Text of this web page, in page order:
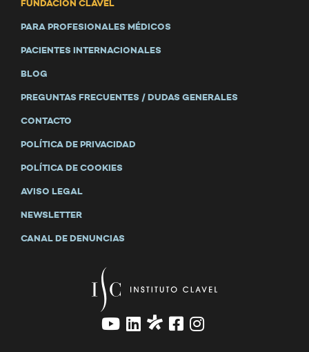
FUNDACIÓN CLAVEL
PARA PROFESIONALES MÉDICOS
PACIENTES INTERNACIONALES
BLOG
PREGUNTAS FRECUENTES / DUDAS GENERALES
CONTACTO
POLÍTICA DE PRIVACIDAD
POLÍTICA DE COOKIES
AVISO LEGAL
NEWSLETTER
CANAL DE DENUNCIAS